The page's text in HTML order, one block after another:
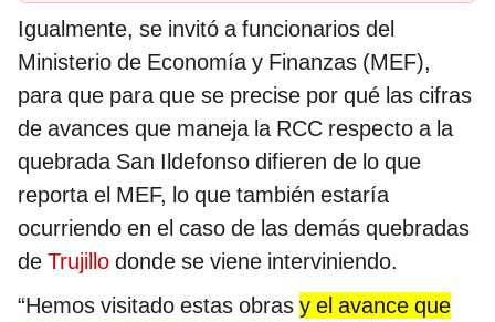
Igualmente, se invitó a funcionarios del
Ministerio de Economía y Finanzas (MEF),
para que para que se precise por qué las cifras
de avances que maneja la RCC respecto a la
quebrada San Ildefonso difieren de lo que
reporta el MEF, lo que también estaría
ocurriendo en el caso de las demás quebradas
de Trujillo donde se viene interviniendo.
“Hemos visitado estas obras y el avance que